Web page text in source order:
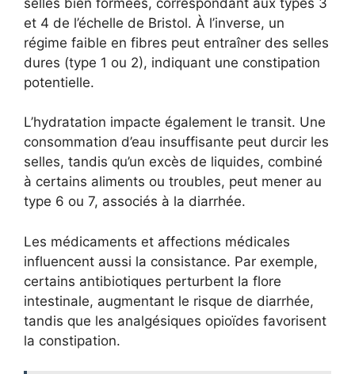
et 4 de l’échelle de Bristol. À l’inverse, un
régime faible en fibres peut entraîner des selles
dures (type 1 ou 2), indiquant une constipation
potentielle.
L’hydratation impacte également le transit. Une
consommation d’eau insuffisante peut durcir les
selles, tandis qu’un excès de liquides, combiné
à certains aliments ou troubles, peut mener au
type 6 ou 7, associés à la diarrhée.
Les médicaments et affections médicales
influencent aussi la consistance. Par exemple,
certains antibiotiques perturbent la flore
intestinale, augmentant le risque de diarrhée,
tandis que les analgésiques opioïdes favorisent
la constipation.